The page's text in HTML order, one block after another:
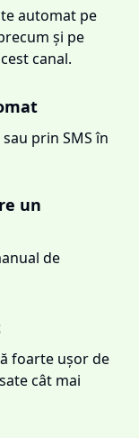
automat pe
și pe
canal.
prin SMS în
un
de
foarte ușor de
cât mai